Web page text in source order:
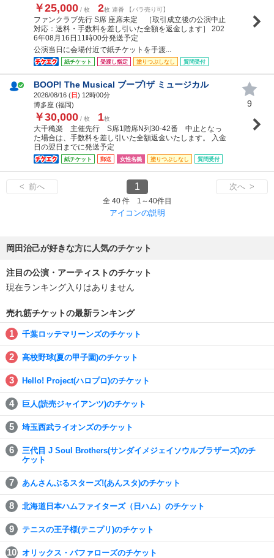
￥25,000 / 枚 2枚 連番 【バラ売り可】
ファンクラブ先行 S席 座席未定 ［取引成立後の公演中止
対応：送料・手数料を差し引いた全額を返金します］ 202
6年08月16日11時00分発送予定
公演当日に会場付近で紙チケットを手渡...
紙チケット 受渡し指定 塗りつぶしなし 質問受付
BOOP! The Musical ブープ!ザ ミュージカル
2026/08/16 (日) 12時00分
博多座 (福岡)
￥30,000 / 枚 1枚
大千穐楽 主催先行 S席1階席N列30-42番 中止となっ
た場合は、手数料を差し引いた全額返金いたします。 入金
日の翌日までに発送予定
紙チケット 郵送 女性名義 塗りつぶしなし 質問受付
9
< 前へ 1 次へ >
全 40 件 1～40件目
アイコンの説明
岡田治己が好きな方に人気のチケット
注目の公演・アーティストのチケット
現在ランキング入りはありません
売れ筋チケットの最新ランキング
千葉ロッテマリーンズのチケット
高校野球(夏の甲子園)のチケット
Hello! Project(ハロプロ)のチケット
巨人(読売ジャイアンツ)のチケット
埼玉西武ライオンズのチケット
三代目 J Soul Brothers(サンダイメジェイソウルブラザーズ)のチ
ケット
あんさんぶるスターズ!(あんスタ)のチケット
北海道日本ハムファイターズ（日ハム）のチケット
テニスの王子様(テニプリ)のチケット
オリックス・バファローズのチケット